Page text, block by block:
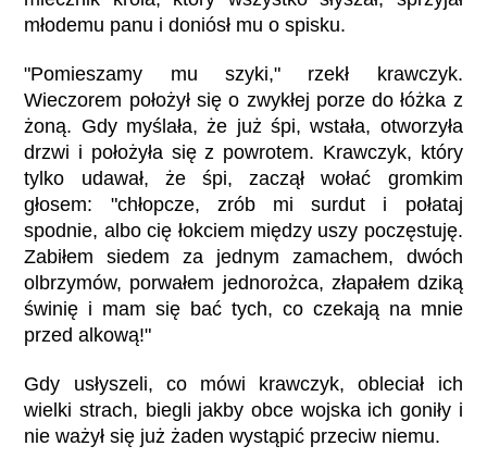
młodemu panu i doniósł mu o spisku.
"Pomieszamy mu szyki," rzekł krawczyk.
Wieczorem położył się o zwykłej porze do łóżka z
żoną. Gdy myślała, że już śpi, wstała, otworzyła
drzwi i położyła się z powrotem. Krawczyk, który
tylko udawał, że śpi, zaczął wołać gromkim
głosem: "chłopcze, zrób mi surdut i połataj
spodnie, albo cię łokciem między uszy poczęstuję.
Zabiłem siedem za jednym zamachem, dwóch
olbrzymów, porwałem jednorożca, złapałem dziką
świnię i mam się bać tych, co czekają na mnie
przed alkową!"
Gdy usłyszeli, co mówi krawczyk, obleciał ich
wielki strach, biegli jakby obce wojska ich goniły i
nie ważył się już żaden wystąpić przeciw niemu.